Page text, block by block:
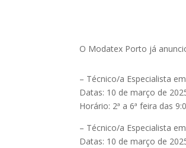
O Modatex Porto já
– Técnico/a Especialista
Datas: 10 de março de
Horário: 2ª a 6ª feira das
– Técnico/a Especialista
Datas: 10 de março de